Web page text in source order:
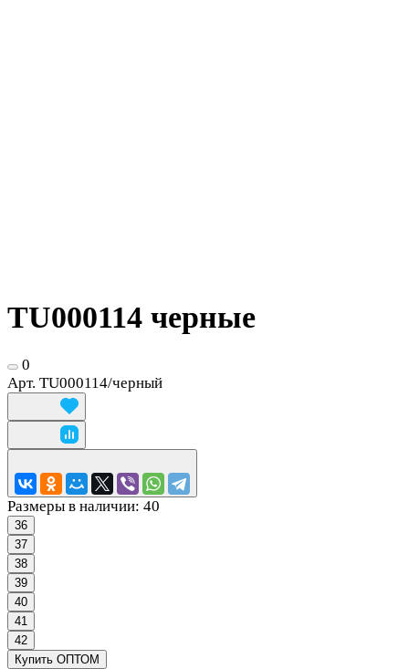
TU000114 черные
0
Арт. TU000114/черный
Размеры в наличии: 40
36
37
38
39
40
41
42
Купить ОПТОМ